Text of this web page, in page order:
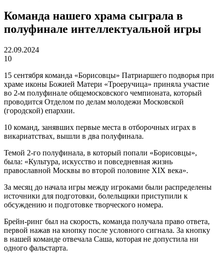
Команда нашего храма сыграла в
полуфинале интеллектуальной игры
22.09.2024
10
15 сентября команда «Борисовцы» Патриаршего подворья при
храме иконы Божией Матери «Троеручица» приняла участие
во 2-м полуфинале общемосковского чемпионата, который
проводится Отделом по делам молодежи Московской
(городской) епархии.
10 команд, занявших первые места в отборочных играх в
викариатствах, вышли в два полуфинала.
Темой 2-го полуфинала, в который попали «Борисовцы»,
была: «Культура, искусство и повседневная жизнь
православной Москвы во второй половине XIX века».
За месяц до начала игры между игроками были распределены
источники для подготовки, болельщики приступили к
обсуждению и подготовке творческого номера.
Брейн-ринг был на скорость, команда получала право ответа,
первой нажав на кнопку после условного сигнала. За кнопку
в нашей команде отвечала Саша, которая не допустила ни
одного фальстарта.